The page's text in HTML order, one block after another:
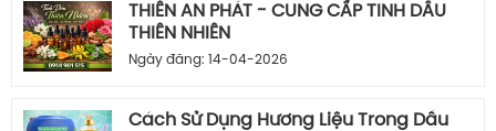
THIÊN AN PHÁT - CUNG CẤP TINH DẦU
THIÊN NHIÊN
Ngày đăng: 14-04-2026
Cách Sử Dụng Hương Liệu Trong Dầu